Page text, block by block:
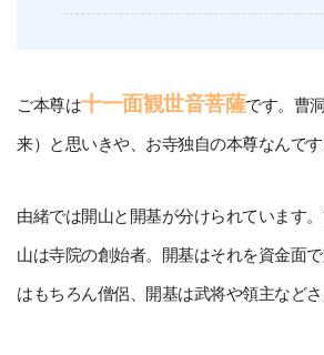
ご本尊は十一面観世音菩薩です。曹
来）と思いきや、お寺独自の本尊なんです
由緒では開山と開基が分けられています
山は寺院の創始者。開基はそれを資金面
はもちろん僧侶、開基は武将や領主などさ